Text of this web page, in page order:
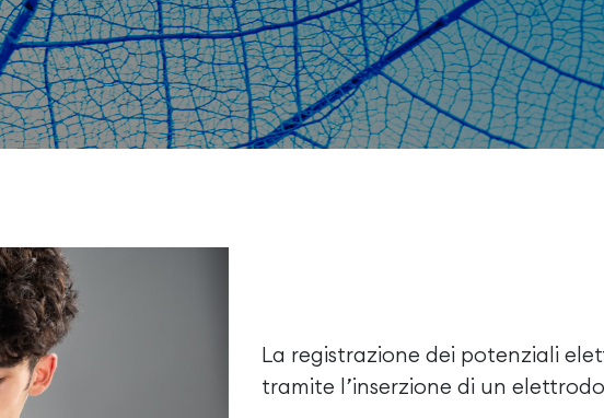
La registrazione dei potenziali
tramite l’inserzione di un